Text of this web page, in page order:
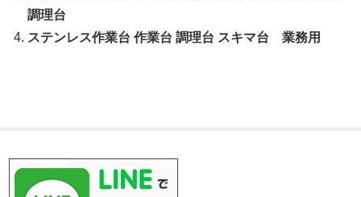
調理台
ステンレス作業台 作業台 調理台 スキマ台 業務用